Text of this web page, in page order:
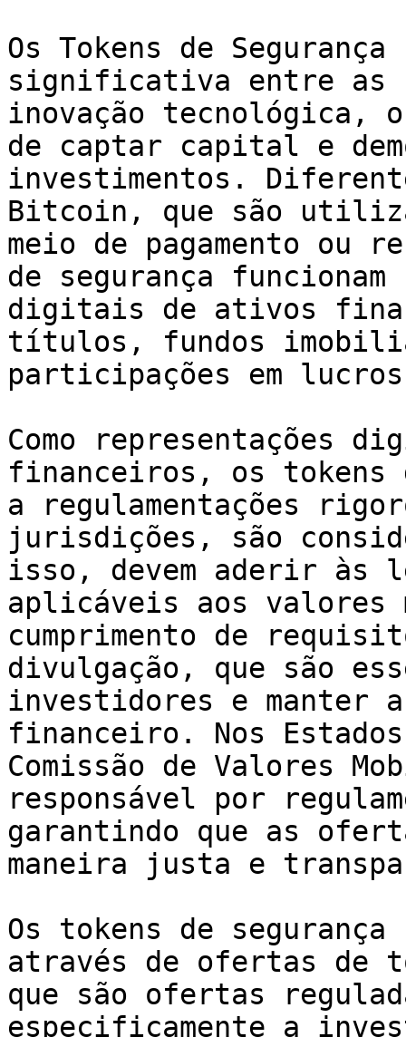
Os Tokens de
significativa entre as
inovação tecnológica,
de captar capital e
investimentos.
Bitcoin, que são
meio de pagamento ou
de segurança funcionam
digitais de ativos
títulos, fundos
participações em lucros
Como representações
financeiros, os tokens
a regulamentações
jurisdições, são
isso, devem aderir às
aplicáveis aos
cumprimento de
divulgação, que são
investidores e manter
financeiro. Nos
Comissão de Valores
responsável por
garantindo que as
maneira justa e
Os tokens de segurança
através de ofertas de
que são ofertas
especificamente a